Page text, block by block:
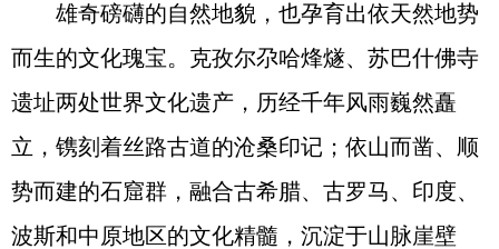
雄奇磅礴的自然地貌，也孕育出依天然地势
而生的文化瑰宝。克孜尔尕哈烽燧、苏巴什佛寺
遗址两处世界文化遗产，历经千年风雨巍然矗
立，镌刻着丝路古道的沧桑印记；依山而凿、顺
势而建的石窟群，融合古希腊、古罗马、印度、
波斯和中原地区的文化精髓，沉淀于山脉崖壁